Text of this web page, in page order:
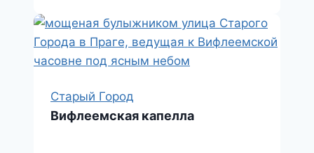
Старый Город
Вифлеемская капелла